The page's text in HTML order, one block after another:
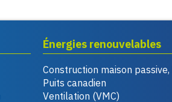
Énergies renouvelables
Construction maison passive,
Puits canadien
Ventilation (VMC)